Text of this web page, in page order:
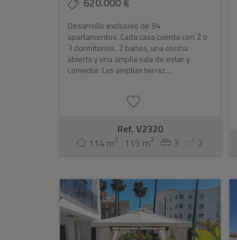
Desarrollo exclusivo de 94
apartamentos. Cada casa cuenta con 2 o
3 dormitorios, 2 baños, una cocina
abierta y una amplia sala de estar y
comedor. Las amplias terraz...
Ref. V2320
114 m2 115 m2 3 2